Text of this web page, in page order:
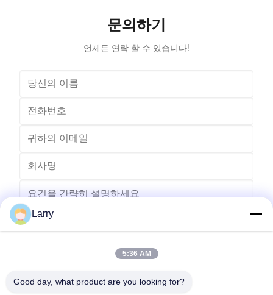
Stator I.D
문의하기
언제든 연락 할 수 있습니다!
Larry
5:36 AM
Good day, what product are you looking for?